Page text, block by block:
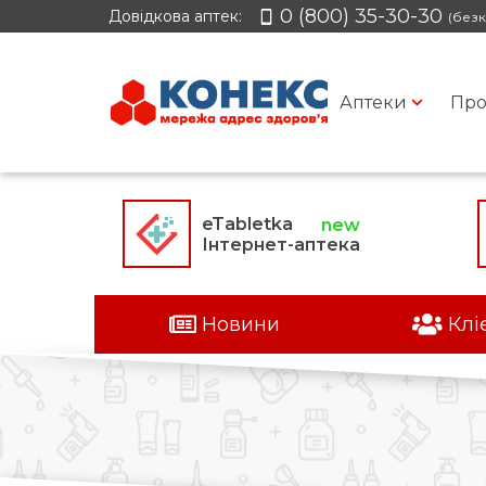
Довідкова аптек: 0 (800) 35-30-30
Аптеки
eTabletka
Інтернет-аптека
Новини